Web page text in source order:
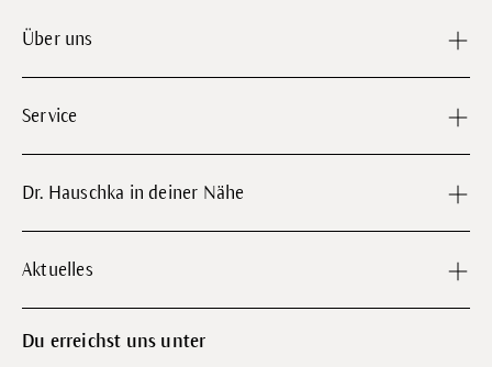
Über uns
Service
Dr. Hauschka in deiner Nähe
Aktuelles
Du erreichst uns unter